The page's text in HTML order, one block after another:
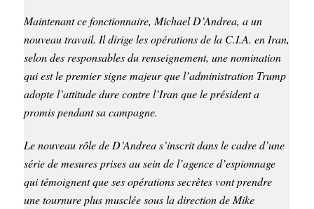
Maintenant ce fonctionnaire, Michael D’Andrea, a un
nouveau travail. Il dirige les opérations de la C.I.A. en Iran,
selon des responsables du renseignement, une nomination
qui est le premier signe majeur que l’administration Trump
adopte l’attitude dure contre l’Iran que le président a
promis pendant sa campagne.
Le nouveau rôle de D’Andrea s’inscrit dans le cadre d’une
série de mesures prises au sein de l’agence d’espionnage
qui témoignent que ses opérations secrètes vont prendre
une tournure plus musclée sous la direction de Mike